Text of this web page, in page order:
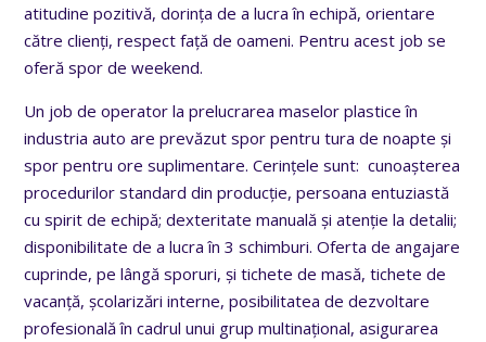
atitudine pozitivă, dorința dе a lucra în echipă, orientare
către clienți, respect față dе oameni. Pentru acest job se
oferă spor de weekend.
Un job de operator la prelucrarea maselor plastice în
industria autoare prevăzut spor pentru tura de noapte și
spor pentru ore suplimentare. Cerințele sunt: cunoașterea
procedurilor standard din producție, persoana entuziastă
cu spirit de echipă; dexteritate manuală și atenție la detalii;
disponibilitate de a lucra în 3 schimburi.Oferta de angajare
cuprinde, pe lângă sporuri, șitichete de masă, tichete de
vacanță, școlarizări interne, posibilitatea de dezvoltare
profesională în cadrul unui grup multinațional, asigurarea